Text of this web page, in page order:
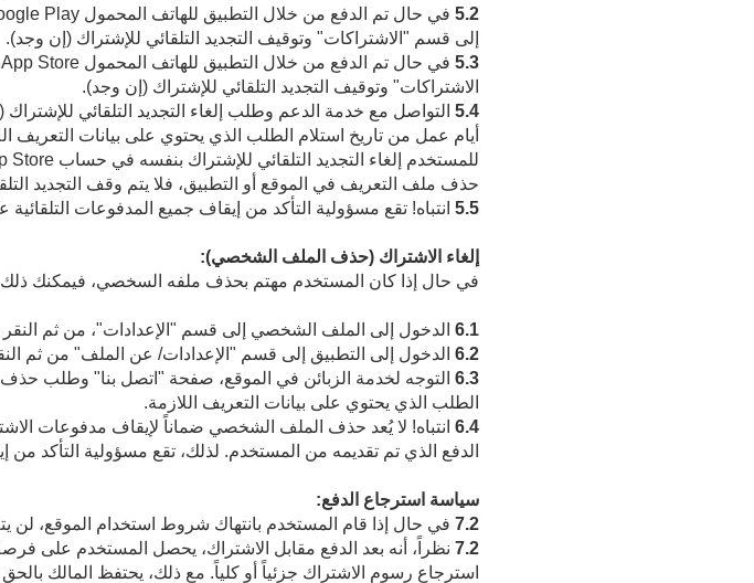
5.2
إلى قسم "الاشتراكات" وتوقيف التجديد التلقائي للإشتراك (إن وجد).
5.3
الاشتراكات" وتوقيف التجديد التلقائي للإشتراك (إن وجد).
5.4 التواصل مع خدمة الدعم وطلب إلغاء التجديد التلقائي
حذف ملف التعريف في الموقع أو التطبيق، فلا يتم وقف التجديد
5.5 انتباه! تقع مسؤولية التأكد من إيقاف جميع المدفوعات
إلغاء الاشتراك (حذف الملف الشخصي):
في حال إذا كان المستخدم مهتم بحذف ملفه السخصي، فيمكنك ذلك
6.1 الدخول إلى الملف الشخصي إلى قسم "الإعدادات"، من ثم
6.2 الدخول إلى التطبيق إلى قسم "الإعدادات/ عن الملف" من ثم
6.3 التوجه لخدمة الزبائن في الموقع، صفحة "اتصل بنا" وطلب
الطلب الذي يحتوي على بيانات التعريف اللازمة.
6.4 انتباه! لا يُعد حذف الملف الشخصي ضماناً لإيقاف مدفوعات
الدفع الذي تم تقديمه من المستخدم. لذلك، تقع مسؤولية التأكد
سياسة استرجاع الدفع:
7.2 في حال إذا قام المستخدم بانتهاك شروط استخدام الموقع، لن
7.2 نظراً، أنه بعد الدفع مقابل الاشتراك، يحصل المستخدم على
استرجاع رسوم الاشتراك جزئياً أو كلياً. مع ذلك، يحتفظ المالك